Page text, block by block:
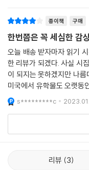
붕괴되고 다시 구축되는 ‘고
“절정에서 절망으로, 다시
(…) 시들은 시인이 살았던
절정과 절망 사이를 오가며
실비아 플라스는 자신을 파
을 욕망했다. 이를테면 어
공과 명예, 그리고 감정의
감각과 감정, 삶의 전부를
품 세계는 그가 살아온 날
가령 어린 시절 겪은 아버
종이책 구매
한번쯤은 꼭 세심한 감
오늘 배송 받자마자 읽기
한 리뷰가 되겠다. 사실 시
이 되지는 못하겠지만 나
미국에서 유학물도 오랫동
먼저 발췌해서 감상하고 나
리진 않았다. 거
s*********c
리뷰 3